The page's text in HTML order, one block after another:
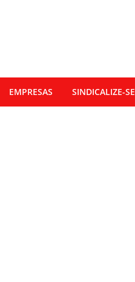
EMPRESAS SINDICALIZE-SE